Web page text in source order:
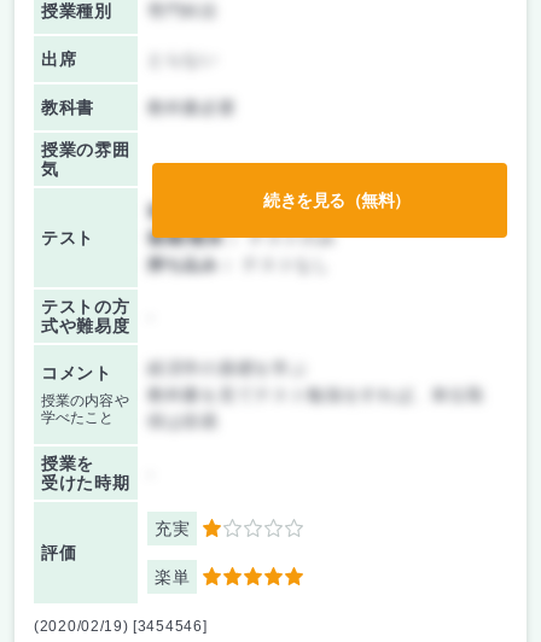
授業種別
出席
教科書 教科書必要
授業の雰囲
気
テスト
前期/中間：
テストのみ
後期/期末：テストのみ
持ち込み：
テストの方
式や難易度
コメント
授業の内容や
学べたこと
教科書を見てテスト勉強をすれば、単位取
授業を
受けた時期
評価
充実 1
楽単 5
続きを見る（無料）
(2020/02/19) [3454546]